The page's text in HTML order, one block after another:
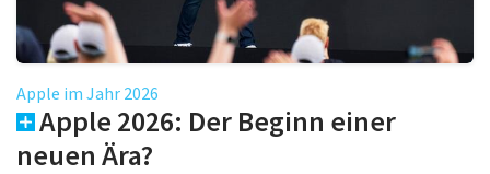
Apple im Jahr 2026
Apple 2026: Der Beginn einer
neuen Ära?